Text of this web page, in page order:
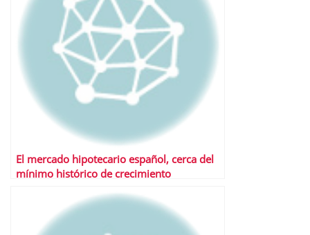
El mercado hipotecario español, cerca del
mínimo histórico de crecimiento